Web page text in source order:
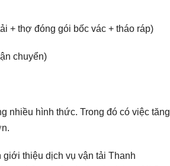
+ thợ đóng gói bốc vác + tháo ráp)
chuyển)
nhiều hình thức. Trong đó có việc tăng
giới thiệu dịch vụ vận tải Thanh